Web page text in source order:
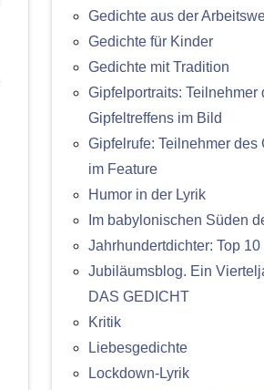
Gedichte aus der
Gedichte für Kinder
Gedichte mit Tradition
Gipfelportraits: Teilnehmer
Gipfeltreffens im Bild
Gipfelrufe: Teilnehmer des
im Feature
Humor in der Lyrik
Im babylonischen Süden
Jahrhundertdichter: Top 10
Jubiläumsblog. Ein
DAS GEDICHT
Kritik
Liebesgedichte
Lockdown-Lyrik